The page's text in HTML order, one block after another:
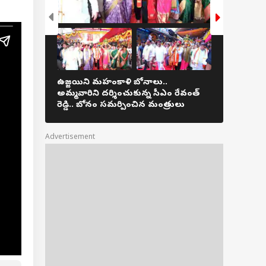
ఉజ్జయిని మహంకాళి బోనాలు..
అమ్మవారిని దర్శించుకున్న సీఎం రేవంత్
రెడ్డి.. బోనం సమర్పించిన మంత్రులు
Advertisement
కొరతపై
జగన్ కేసుల
రాజ్యసభలో
ఎంపీ విజయ్